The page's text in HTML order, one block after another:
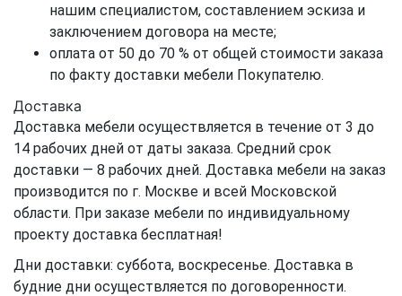
нашим специалистом, составлением эскиза и
заключением договора на месте;
оплата от 50 до 70 % от общей стоимости заказа
по факту доставки мебели Покупателю.
Доставка
Доставка мебели осуществляется в течение от 3 до
14 рабочих дней от даты заказа. Средний срок
доставки — 8 рабочих дней. Доставка мебели на заказ
производится по г. Москве и всей Московской
области. При заказе мебели по индивидуальному
проекту доставка бесплатная!
Дни доставки: суббота, воскресенье. Доставка в
будние дни осуществляется по договоренности.